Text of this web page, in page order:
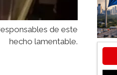
de este
hecho lamentable.